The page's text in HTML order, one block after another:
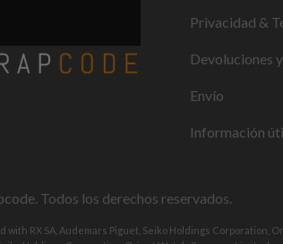
Privacidad &
Devoluciones
Envío
Información
. Todos los derechos reservados.
with RX SA, Audemars Piguet, Seiko Holdings